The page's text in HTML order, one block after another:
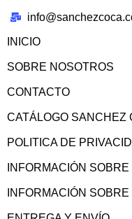
INICIO
SOBRE NOSOTROS
CONTACTO
CATÁLOGO SANCHEZ
POLITICA DE
INFORMACIÓN
INFORMACIÓN